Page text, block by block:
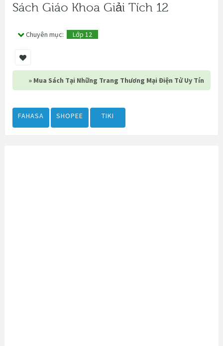
Sách Giáo Khoa Giải Tích 12
Chuyên mục: Lớp 12
» Mua Sách Tại Những Trang Thương Mại Điện Tử Uy Tín
FAHASA SHOPEE TIKI